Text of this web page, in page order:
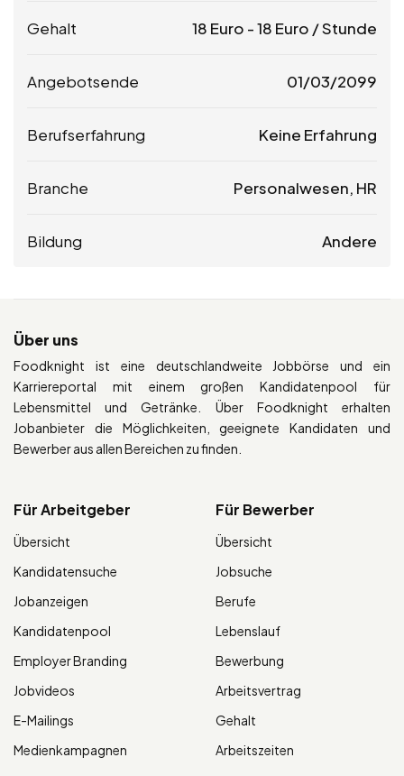
Gehalt 18 Euro -18 Euro / Stunde
Angebotsende 01/03/2099
Berufserfahrung Keine Erfahrung
Branche Personalwesen, HR
Bildung Andere
Über uns
Foodknight ist eine deutschlandweite Jobbörse und ein
Karriereportal mit einem großen Kandidatenpool für
Lebensmittel und Getränke. Über Foodknight erhalten
Jobanbieter die Möglichkeiten, geeignete Kandidaten und
Bewerber aus allen Bereichen zu finden.
Für Arbeitgeber
Übersicht
Kandidatensuche
Jobanzeigen
Kandidatenpool
Employer Branding
Jobvideos
E-Mailings
Medienkampagnen
Für Bewerber
Übersicht
Jobsuche
Berufe
Lebenslauf
Bewerbung
Arbeitsvertrag
Gehalt
Arbeitszeiten